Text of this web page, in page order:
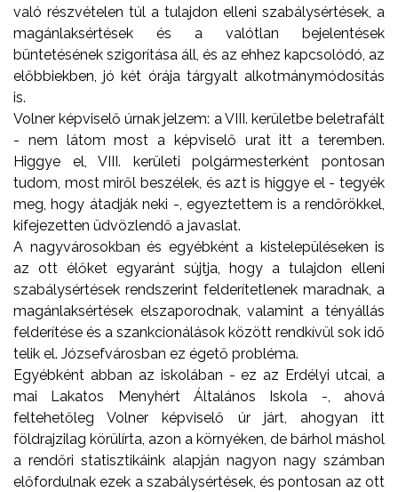
való részvételen túl a tulajdon elleni szabálysértések, a
magánlaksértések és a valótlan bejelentések
büntetésének szigorítása áll, és az ehhez kapcsolódó, az
előbbiekben, jó két órája tárgyalt alkotmánymódosítás
is.
Volner képviselő úrnak jelzem: a VIII. kerületbe beletrafált
- nem látom most a képviselő urat itt a teremben.
Higgye el, VIII. kerületi polgármesterként pontosan
tudom, most miről beszélek, és azt is higgye el - tegyék
meg, hogy átadják neki -, egyeztettem is a rendőrökkel,
kifejezetten üdvözlendő a javaslat.
A nagyvárosokban és egyébként a kistelepüléseken is
az ott élőket egyaránt sújtja, hogy a tulajdon elleni
szabálysértések rendszerint felderítetlenek maradnak, a
magánlaksértések elszaporodnak, valamint a tényállás
felderítése és a szankcionálások között rendkívül sok idő
telik el. Józsefvárosban ez égető probléma.
Egyébként abban az iskolában - ez az Erdélyi utcai, a
mai Lakatos Menyhért Általános Iskola -, ahová
feltehetőleg Volner képviselő úr járt, ahogyan itt
földrajzilag körülírta, azon a környéken, de bárhol máshol
a rendőri statisztikáink alapján nagyon nagy számban
előfordulnak ezek a szabálysértések, és pontosan az ott